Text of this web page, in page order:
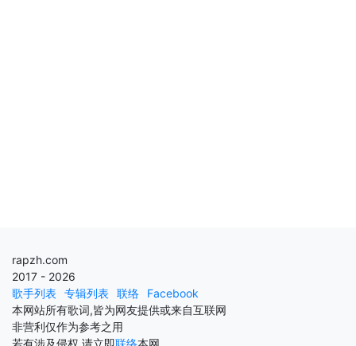
rapzh.com
2017 - 2026
歌手列表 专辑列表 联络
Facebook
本网站所有歌词,皆为网友提供或来自互联网
非营利仅作为参考之用
若有涉及侵权,请立即联络本网